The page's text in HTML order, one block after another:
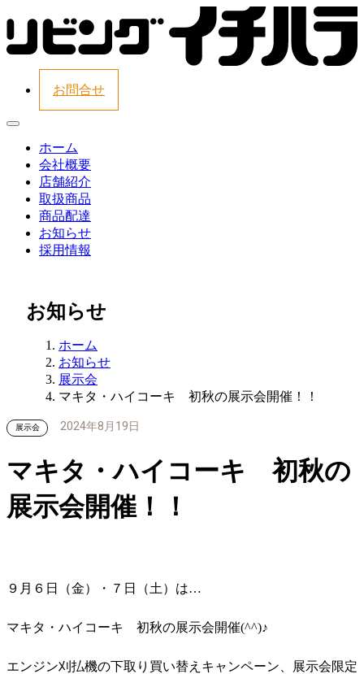
お問合せ
ホーム
会社概要
店舗紹介
取扱商品
商品配達
お知らせ
採用情報
お知らせ
ホーム
お知らせ
展示会
マキタ・ハイコーキ 初秋の展示会開催！！
展示会 2024年8月19日
マキタ・ハイコーキ 初秋の
展示会開催！！
９月６日（金）・７日（土）は…
マキタ・ハイコーキ 初秋の展示会開催(^^)♪
エンジン刈払機の下取り買い替えキャンペーン、展示会限定